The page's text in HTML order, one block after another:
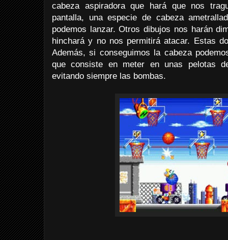
cabeza aspiradora que hará que nos
pantalla, una especie de cabeza
podemos lanzar. Otros dibujos nos harán
hinchará y no nos permitirá atacar. Estas
Además, si conseguimos la cabeza
que consiste en meter en unas pelotas
evitando siempre las bombas.